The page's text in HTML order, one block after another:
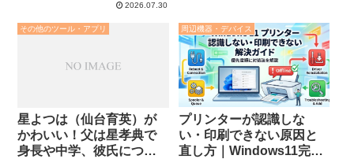
2026.07.30
その他のツール・アプリ
星よつは（仙台育英）が
かわいい！父は星孝典で
身長や中学、彼氏につい
周辺機器・デバイス
プリンターが認識しな
い・印刷できない原因と
直し方｜Windows11完全